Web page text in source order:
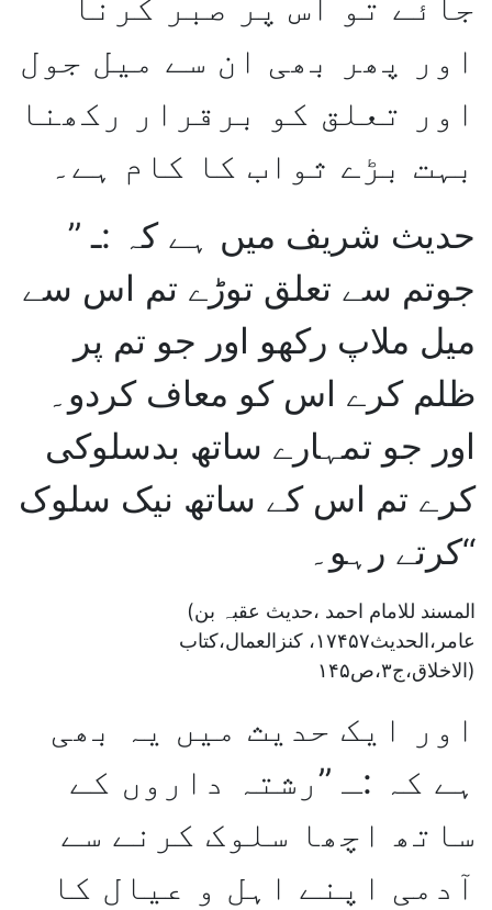
اور پھر بھی ان سے میل جول
اور تعلق کو برقرار رکھنا
بہت بڑے ثواب کا کام ہے۔
حدیث شریف میں ہے کہ :ـ ’’
جوتم سے تعلق توڑے تم اس سے
میل ملاپ رکھو اور جو تم پر
ظلم کرے اس کو معاف کردو۔
اور جو تمہارے ساتھ بدسلوکی
کرے تم اس کے ساتھ نیک سلوک
کرتے رہو۔‘‘
(المسند للامام احمد ،حدیث عقبہ بن
عامر،الحدیث۱۷۴۵۷، کنزالعمال،کتاب
الاخلاق،ج۳،ص۱۴۵)
اور ایک حدیث میں یہ بھی
ہے کہ :ـ ’’رشتہ داروں کے
ساتھ اچھا سلوک کرنے سے
آدمی اپنے اہل و عیال کا